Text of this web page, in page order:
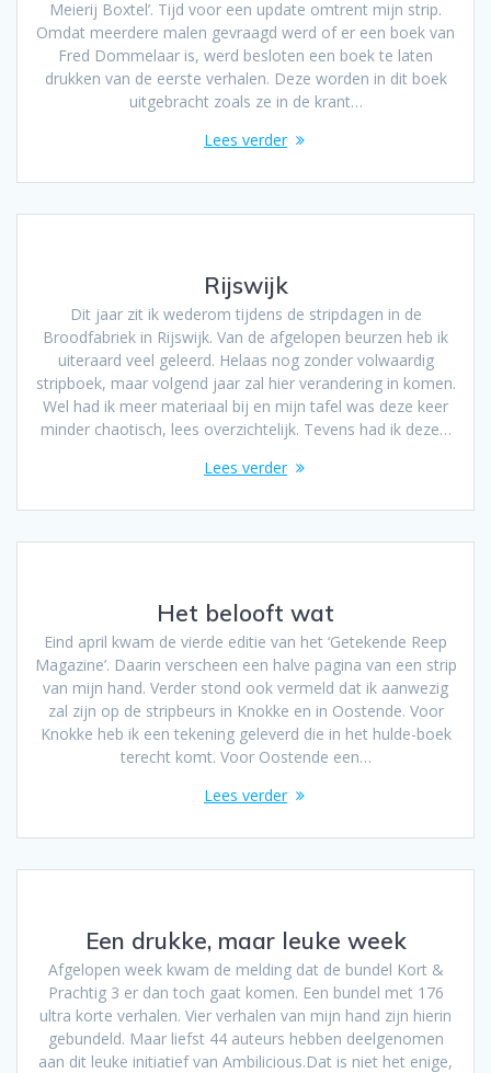
Meierij Boxtel’. Tijd voor een update omtrent mijn strip.
Omdat meerdere malen gevraagd werd of er een boek van
Fred Dommelaar is, werd besloten een boek te laten
drukken van de eerste verhalen. Deze worden in dit boek
uitgebracht zoals ze in de krant…
Lees verder
Rijswijk
Dit jaar zit ik wederom tijdens de stripdagen in de
Broodfabriek in Rijswijk. Van de afgelopen beurzen heb ik
uiteraard veel geleerd. Helaas nog zonder volwaardig
stripboek, maar volgend jaar zal hier verandering in komen.
Wel had ik meer materiaal bij en mijn tafel was deze keer
minder chaotisch, lees overzichtelijk. Tevens had ik deze…
Lees verder
Het belooft wat
Eind april kwam de vierde editie van het ‘Getekende Reep
Magazine’. Daarin verscheen een halve pagina van een strip
van mijn hand. Verder stond ook vermeld dat ik aanwezig
zal zijn op de stripbeurs in Knokke en in Oostende. Voor
Knokke heb ik een tekening geleverd die in het hulde-boek
terecht komt. Voor Oostende een…
Lees verder
Een drukke, maar leuke week
Afgelopen week kwam de melding dat de bundel Kort &
Prachtig 3 er dan toch gaat komen. Een bundel met 176
ultra korte verhalen. Vier verhalen van mijn hand zijn hierin
gebundeld. Maar liefst 44 auteurs hebben deelgenomen
aan dit leuke initiatief van Ambilicious.Dat is niet het enige,